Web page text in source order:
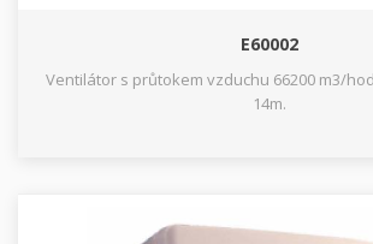
E60002
Ventilátor s průtokem vzduchu 66200 m3/
14m.